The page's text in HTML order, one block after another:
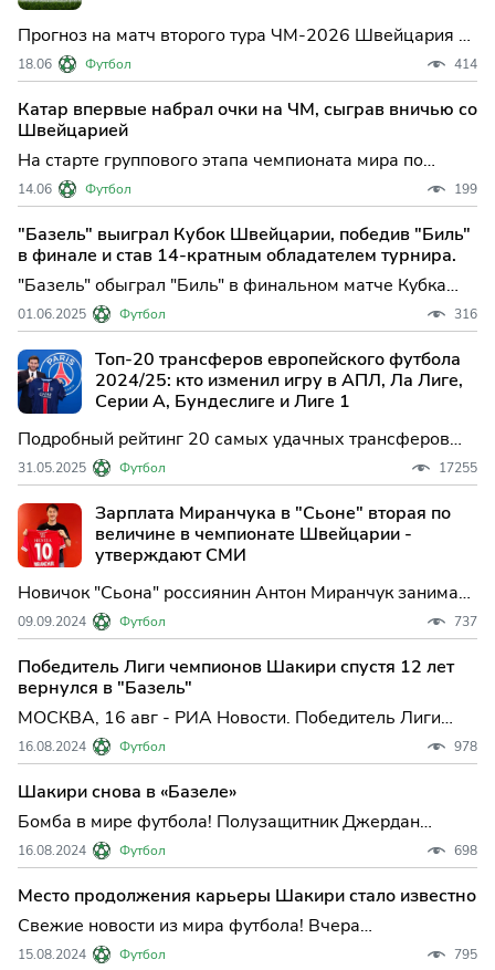
Прогноз на матч второго тура ЧМ-2026 Швейцария —
Босния и Герцеговина в Группе B. Глубокий разбор
официальной тактической статистики первого тура,
метрик xG и xGOT, кадровых козырей и точный
аналитический сценарий игры.
18.06 Футбол 414
Катар впервые набрал очки на ЧМ, сыграв вничью со
Швейцарией
На старте группового этапа чемпионата мира по
футболу в США сборная Швейцарии неожиданно
упустила победу в концовке встречи с Катаром — матч
группы B в Санта-Кларе завершился результативной
ничьей 1:1. Это событие не только добавило интриги в
турнирн
14.06 Футбол 199
"Базель" выиграл Кубок Швейцарии, победив "Биль"
в финале и став 14-кратным обладателем турнира.
"Базель" обыграл "Биль" в финальном матче Кубка
Швейцарии по футболу. Встреча, прошедшая в Берне,
завершилась со счетом 4:1 в пользу "Базеля", в
составе которого голы заб...
01.06.2025 Футбол 316
Топ-20 трансферов европейского футбола
2024/25: кто изменил игру в АПЛ, Ла Лиге,
Серии А, Бундеслиге и Лиге 1
Подробный рейтинг 20 самых удачных трансферов
сезона 2024/25 в ведущих европейских лигах с
анализом ключевых игроков, которые изменили ход
чемпионатов и стали звёздами нового сезона.
31.05.2025 Футбол 17255
Зарплата Миранчука в "Сьоне" вторая по
величине в чемпионате Швейцарии -
утверждают СМИ
Новичок "Сьона" россиянин Антон Миранчук занимает
второе место в рейтинге самых высокооплачиваемых
футболистов чемпионата Швейцарии, сообщает Blick.
По информации издания...
09.09.2024 Футбол 737
Победитель Лиги чемпионов Шакири спустя 12 лет
вернулся в "Базель"
МОСКВА, 16 авг - РИА Новости. Победитель Лиги
чемпионов Джердан Шакири подписал контракт со
швейцарским "Базелем", сообщается на сайте
футбольного клуба. В среду Шакири по обоюдному
согласию расторг ...
16.08.2024 Футбол 978
Шакири снова в «Базеле»
Бомба в мире футбола! Полузащитник Джердан
Шакири вернулся в родной клуб. Игрок подписал
контракт с «Базелем» до лета 2027 года. Этот шаг стал
возможным благодаря финансовым уступкам со
стороны футболиста.
16.08.2024 Футбол 698
Место продолжения карьеры Шакири стало известно
Свежие новости из мира футбола! Вчера
полузащитник Джердан Шакири принял решение
15.08.2024 Футбол 795